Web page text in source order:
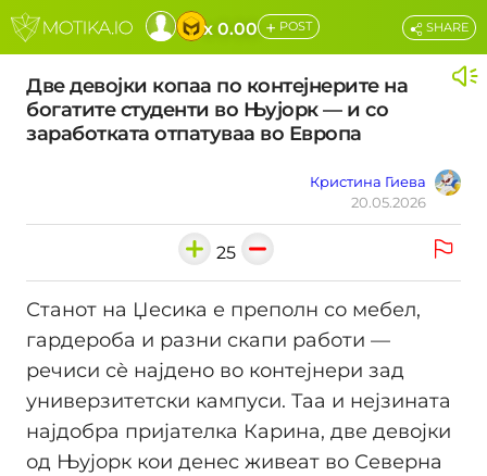
x 0.00 + POST
Две девојки копаа по контејнерите на
богатите студенти во Њујорк — и со
заработката отпатуваа во Европа
Кристина Гиева
20.05.2026
SHARE
25
Станот на Џесика е преполн со мебел,
гардероба и разни скапи работи —
речиси сѐ најдено во контејнери зад
универзитетски кампуси. Таа и нејзината
најдобра пријателка Карина, две девојки
од Њујорк кои денес живеат во Северна